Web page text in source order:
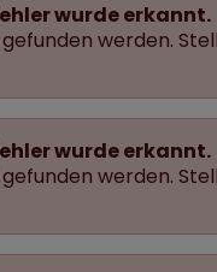
wurde erkannt.
werden.
wurde erkannt.
werden.